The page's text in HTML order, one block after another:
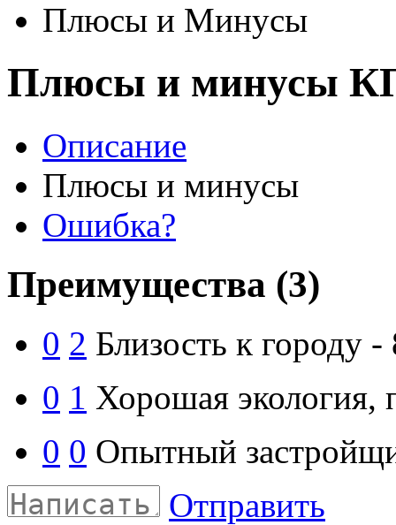
Плюсы и Минусы
Плюсы и минусы
Описание
Плюсы и минусы
Ошибка?
Преимущества (3)
0 2 Близость к городу
0 1 Хорошая экология,
0 0 Опытный
Отправить